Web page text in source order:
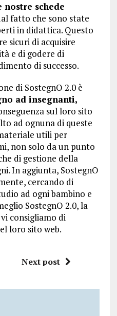
schede
fatto che sono state
in didattica. Questo
sicuri di acquisire
e di godere di
di successo.
di SostegnO 2.0 è
ad insegnanti,
sul loro sito
ad ognuna di queste
utili per
non solo da un punto
di gestione della
In aggiunta, SostegnO
cercando di
ad ogni bambino e
SostegnO 2.0, la
consigliamo di
loro sito web.
Next post